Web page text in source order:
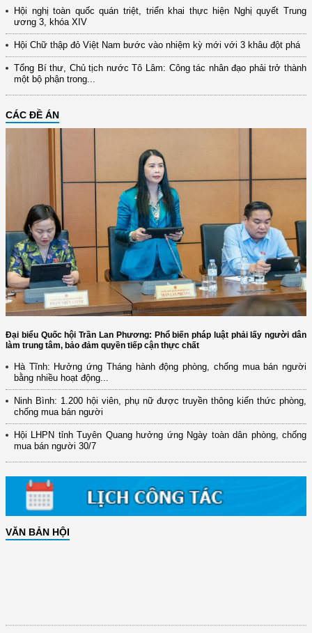
Hội nghị toàn quốc quán triệt, triển khai thực hiện Nghị quyết Trung
ương 3, khóa XIV
Hội Chữ thập đỏ Việt Nam bước vào nhiệm kỳ mới với 3 khâu đột phá
Tổng Bí thư, Chủ tịch nước Tô Lâm: Công tác nhân đạo phải trở thành
một bộ phận trong...
CÁC ĐỀ ÁN
Đại biểu Quốc hội Trần Lan Phương: Phổ biến pháp luật phải lấy người dân
làm trung tâm, bảo đảm quyền tiếp cận thực chất
Hà Tĩnh: Hưởng ứng Tháng hành động phòng, chống mua bán người
bằng nhiều hoạt động...
Ninh Bình: 1.200 hội viên, phụ nữ được truyền thông kiến thức phòng,
chống mua bán người
Hội LHPN tỉnh Tuyên Quang hưởng ứng Ngày toàn dân phòng, chống
mua bán người 30/7
VĂN BẢN HỘI